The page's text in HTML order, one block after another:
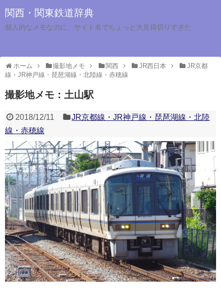
関西・関東鉄道辞典
個人的なメモなのに、サイト名でちょっと大見得切りすぎた
ホーム 撮影地メモ 関西 JR西日本
JR京都
線・JR神戸線・琵琶湖線・北陸線・赤穂線
撮影地メモ：土山駅
2018/12/11
JR京都線・JR神戸線・琵琶湖線・北陸
線・赤穂線